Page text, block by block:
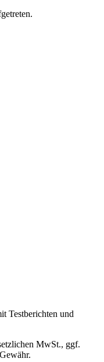
Testberichten und
MwSt., ggf.